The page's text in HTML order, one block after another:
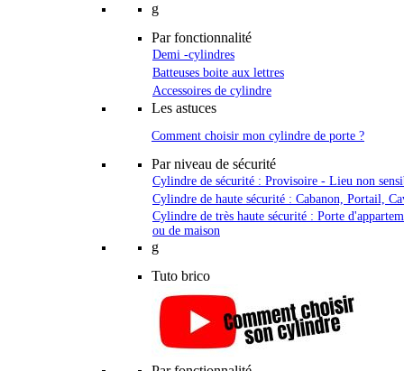
g
Par fonctionnalité
Demi -cylindres
Batteuses boite aux lettres
Accessoires de cylindre
Les astuces
Comment choisir mon cylindre de porte ?
Par niveau de sécurité
Cylindre de sécurité : Provisoire - Lieu non
Cylindre de haute sécurité : Cabanon, Portail,
Cylindre de très haute sécurité : Porte
ou de maison
g
Tuto brico